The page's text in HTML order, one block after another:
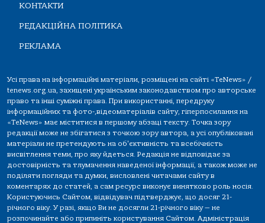
КОНТАКТИ
РЕДАКЦІЙНА ПОЛІТИКА
РЕКЛАМА
Усі права на інформаційні матеріали, розміщені на сайті «TeNews» /
tenews.org.ua, захищені українським законодавством про авторське
право та інші суміжні права. При використанні, передруку
інформаційних та фото-,відеоматеріалів сайту, гіперпосилання на
«TeNews» має міститися в першому абзаці тексту. Точка зору
редакції може не збігатися з точкою зору автора, а усі опубліковані
матеріали не претендують на об'єктивність та всебічність
висвітлення теми, про яку йдеться. Редакція не відповідає за
достовірність та тлумачення наведеної інформації, а також може не
поділяти погляди та думки, висловлені читачами сайту в
коментарях до статей, а сам ресурс виконує винятково роль носія.
Користуючись Сайтом, відвідувач підтверджує, що досяг 21-
річного віку. У разі, якщо Ви не досягли 21-річного віку — не
розпочинайте або припиніть користування Сайтом. Адміністрація